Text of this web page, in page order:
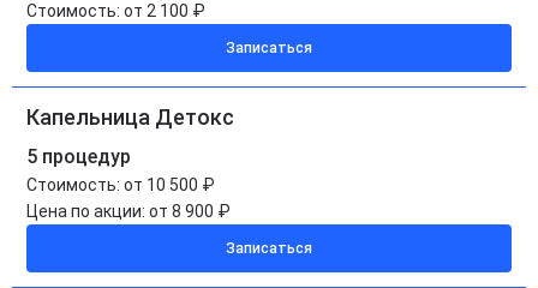
Стоимость: от 2 100 ₽
Записаться
Капельница Детокс
5 процедур
Стоимость: от 10 500 ₽
Цена по акции: от 8 900 ₽
Записаться